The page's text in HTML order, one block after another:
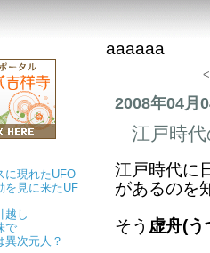
に現れたUFO
を見に来たUF
越し
で
異次元人？
aaaaaa
2008年04月
江戸時
江戸時代に
があるのを
そう 虚舟(う